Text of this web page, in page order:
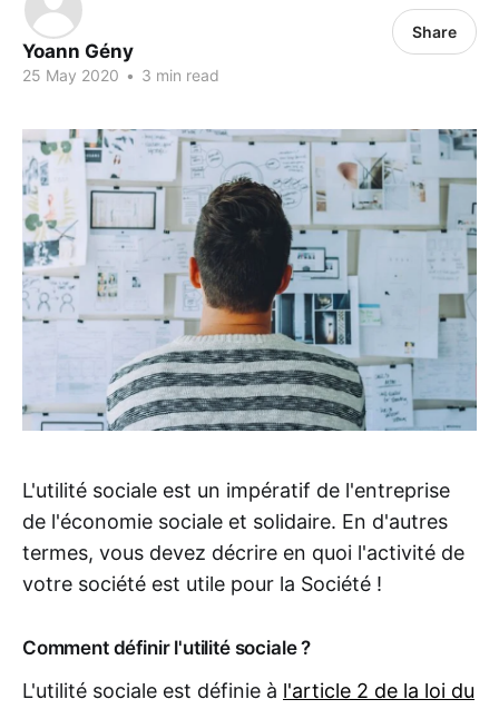
Yoann Gény
25 May 2020 • 3 min read
Share
L'utilité sociale est un impératif de l'entreprise
de l'économie sociale et solidaire. En d'autres
termes, vous devez décrire en quoi l'activité de
votre société est utile pour la Société !
Comment définir l'utilité sociale ?
L'utilité sociale est définie à l'article 2 de la loi du